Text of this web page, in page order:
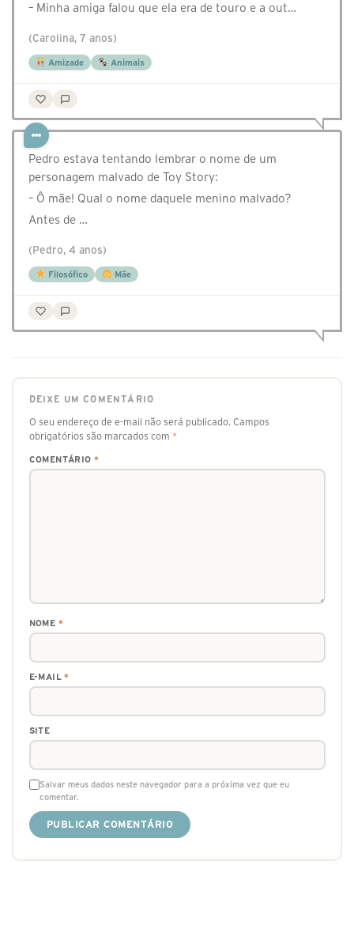
– Minha amiga falou que ela era de touro e a out…
(Carolina, 7 anos)
Amizade Animais
Pedro estava tentando lembrar o nome de um
personagem malvado de Toy Story:
– Ô mãe! Qual o nome daquele menino malvado?
Antes de …
(Pedro, 4 anos)
Filosófico Mãe
DEIXE UM COMENTÁRIO
O seu endereço de e-mail não será publicado. Campos
obrigatórios são marcados com *
COMENTÁRIO *
NOME *
E-MAIL*
SITE
Salvar meus dados neste navegador para a próxima vez que eu
comentar.